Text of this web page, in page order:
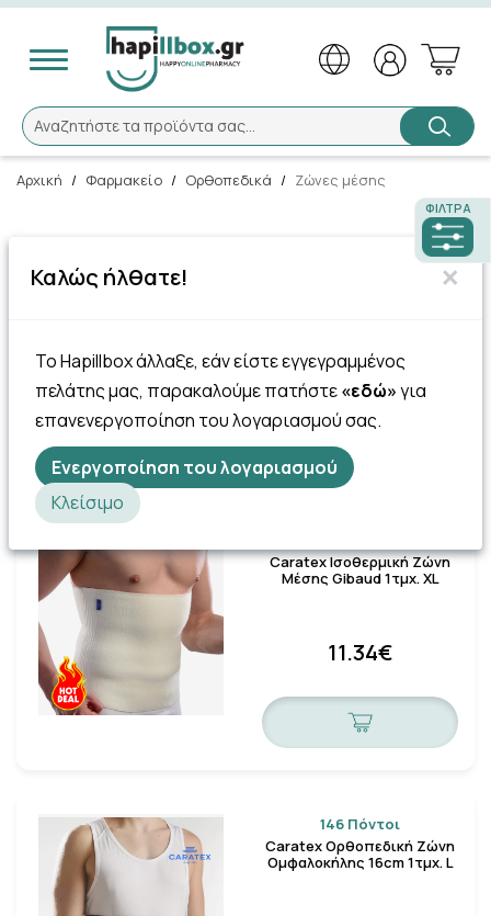
Αναζητήστε τα προϊόντα σας...
Αναζήτηση
Αρχική / Φαρμακείο / Ορθοπεδικά / Ζώνες μέσης
ΦΊΛΤΡΑ
Caratex Ισοθερμική Ζώνη
11.34€
Caratex Ισοθερμική Ζώνη
Μέσης Gibaud 1τμχ. XL
11.34€
146 Πόντοι
Caratex Ορθοπεδική Ζώνη
Ομφαλοκήλης 16cm 1τμχ. L
Καλώς ήλθατε! ×
Το Hapillbox άλλαξε, εάν είστε εγγεγραμμένος
πελάτης μας, παρακαλούμε πατήστε«εδώ»για
επανενεργοποίηση του λογαριασμού σας.
Ενεργοποίηση του λογαριασμού
Κλείσιμο